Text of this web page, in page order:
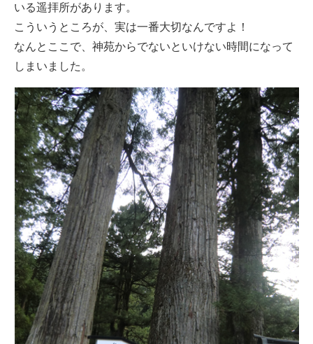
いる遥拝所があります。
こういうところが、実は一番大切なんですよ！
なんとここで、神苑からでないといけない時間になって
しまいました。